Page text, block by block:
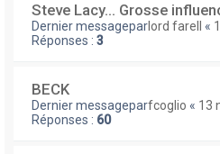
Steve Lacy... Grosse
Dernier messageparlord farell «
Réponses : 3
BECK
Dernier messageparfcoglio « 13
Réponses : 60